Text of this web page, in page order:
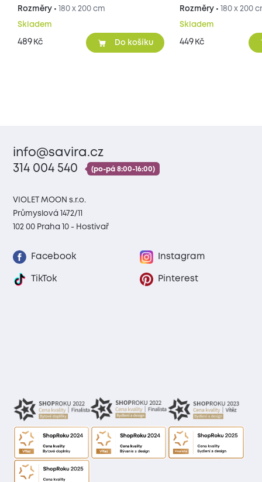
cm
Rozměry • 180 x 200 cm
Skladem
489 Kč Do košíku
Rozměry • 180 x 200
Skladem
449 Kč
info@savira.cz
314 004 540
(po-pá 8:00-16:00)
VIOLET MOON s.r.o.
Průmyslová 1472/11
102 00 Praha 10 - Hostivař
Facebook Instagram
TikTok Pinterest